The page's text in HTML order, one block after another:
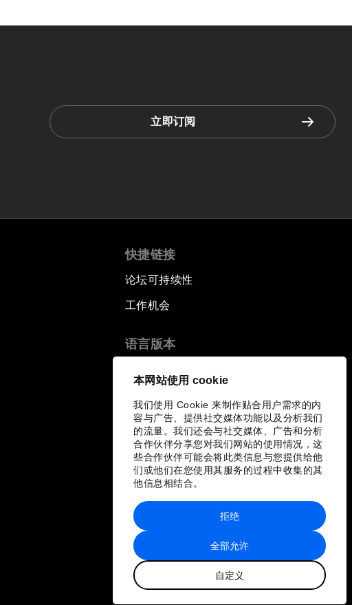
本网站使用 cookie
我们使用 Cookie 来制作贴合用户需求的内
容与广告、提供社交媒体功能以及分析我们
的流量。我们还会与社交媒体、广告和分析
合作伙伴分享您对我们网站的使用情况，这
些合作伙伴可能会将此类信息与您提供给他
们或他们在您使用其服务的过程中收集的其
他信息相结合。
全部允许
自定义
拒绝
立即订阅
快捷链接
论坛可持续性
工作机会
语言版本